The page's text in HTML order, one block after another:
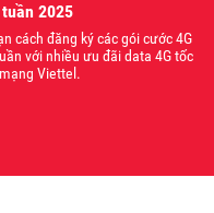
2025
cách đăng ký các gói cước 4G
với nhiều ưu đãi data 4G tốc
Viettel.